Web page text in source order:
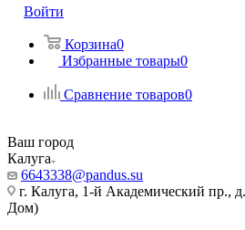
Войти
Корзина0
Избранные товары0
Сравнение товаров0
Ваш город
Калуга
6643338@pandus.su
г. Калуга, 1-й Академический пр.,
Дом)